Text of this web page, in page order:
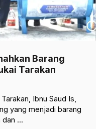
Barang
Tarakan
Ibnu Saud Is,
yang menjadi barang
...